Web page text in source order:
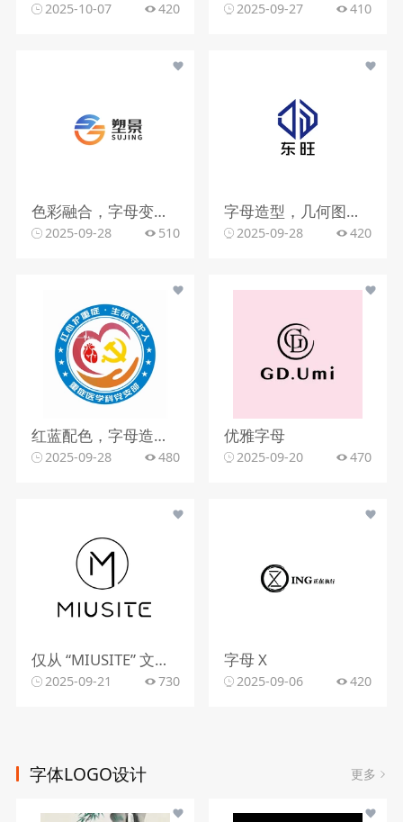
2025-10-07 420 2025-09-27 410
色彩融合，字母变形，文字搭配
2025-09-28 510
字母造型，几何图形，蓝色调
2025-09-28 420
红蓝配色，字母造型，文字组合
2025-09-28 480
优雅字母
2025-09-20 470
仅从 “MIUSITE” 文字和字母 “M” 的图形标识，难以精准判断行业。
2025-09-21 730
字母 X
2025-09-06 420
字体LOGO设计 更多